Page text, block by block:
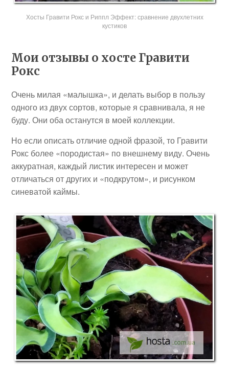
Хосты Гравити Рокс и Риппл Эффект: сравнение двухлетних
кустиков
Мои отзывы о хосте Гравити
Рокс
Очень милая «малышка», и делать выбор в пользу
одного из двух сортов, которые я сравнивала, я не
буду. Они оба останутся в моей коллекции.
Но если описать отличие одной фразой, то Гравити
Рокс более «породистая» по внешнему виду. Очень
аккуратная, каждый листик интересен и может
отличаться от других и «подкрутом», и рисунком
синеватой каймы.